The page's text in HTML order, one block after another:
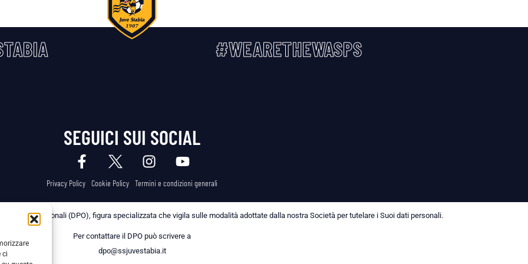
ci
#WEARETHEWASPS
SEGUICI SUI SOCIAL
Privacy Policy Cookie Policy Termini e condizioni generali
dei Dati Personali (DPO), figura specializzata che vigila sulle modalità adottate dalla nostra Società per tutelare i Suoi dati personali.
Per contattare il DPO può scrivere a
dpo@ssjuvestabia.it